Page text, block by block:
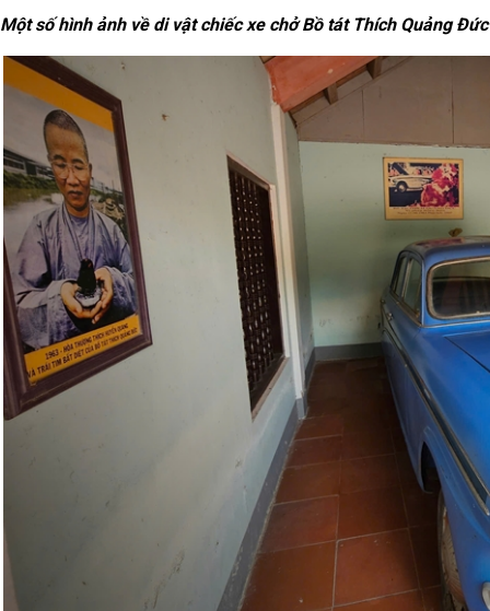
Một sốhình ảnh về di vật chiếc xe chở Bồ tát Thích Quảng